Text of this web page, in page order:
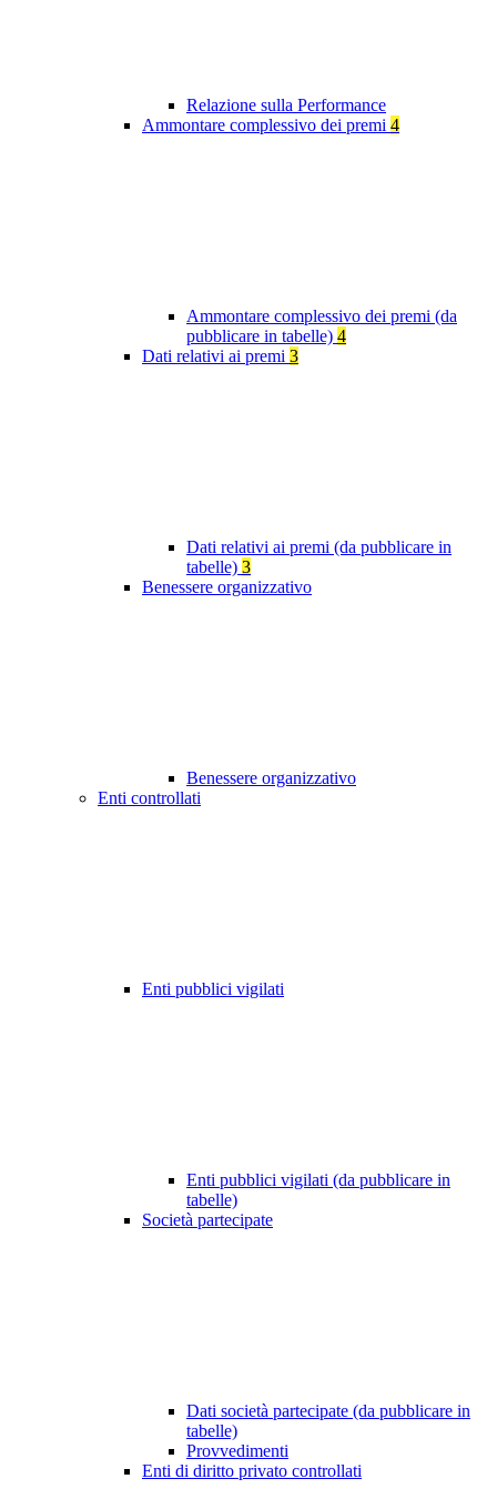
Relazione sulla Performance
Ammontare complessivo dei premi 4
Ammontare complessivo dei premi (da
pubblicare in tabelle) 4
Dati relativi ai premi 3
Dati relativi ai premi (da pubblicare in
tabelle) 3
Benessere organizzativo
Benessere organizzativo
Enti controllati
Enti pubblici vigilati
Enti pubblici vigilati (da pubblicare in
tabelle)
Società partecipate
Dati società partecipate (da pubblicare in
tabelle)
Provvedimenti
Enti di diritto privato controllati